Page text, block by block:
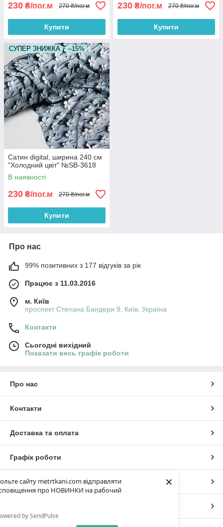
сайту metrtkani.com відправляти
про НОВИНКИ на рабочий
by SendPulse
×
230 ₴/пог.м 270 ₴/пог.м
Купити
230 ₴/пог.м 270 ₴/пог.м
Купити
СУПЕР ЗНИЖКА –15%
Сатин digital, ширина 240 см
"Холодний цвіт" №SB-3618
В наявності
230 ₴/пог.м 270 ₴/пог.м
Купити
Про нас
99% позитивних з 177 відгуків за рік
Працює з 11.03.2016
м. Київ
проспект Степана Бандери 9, Київ, Україна
Контакти
Сьогодні вихідний
Показати весь графік роботи
Про нас
Контакти
Доставка та оплата
Графік роботи
Повна версія сайту